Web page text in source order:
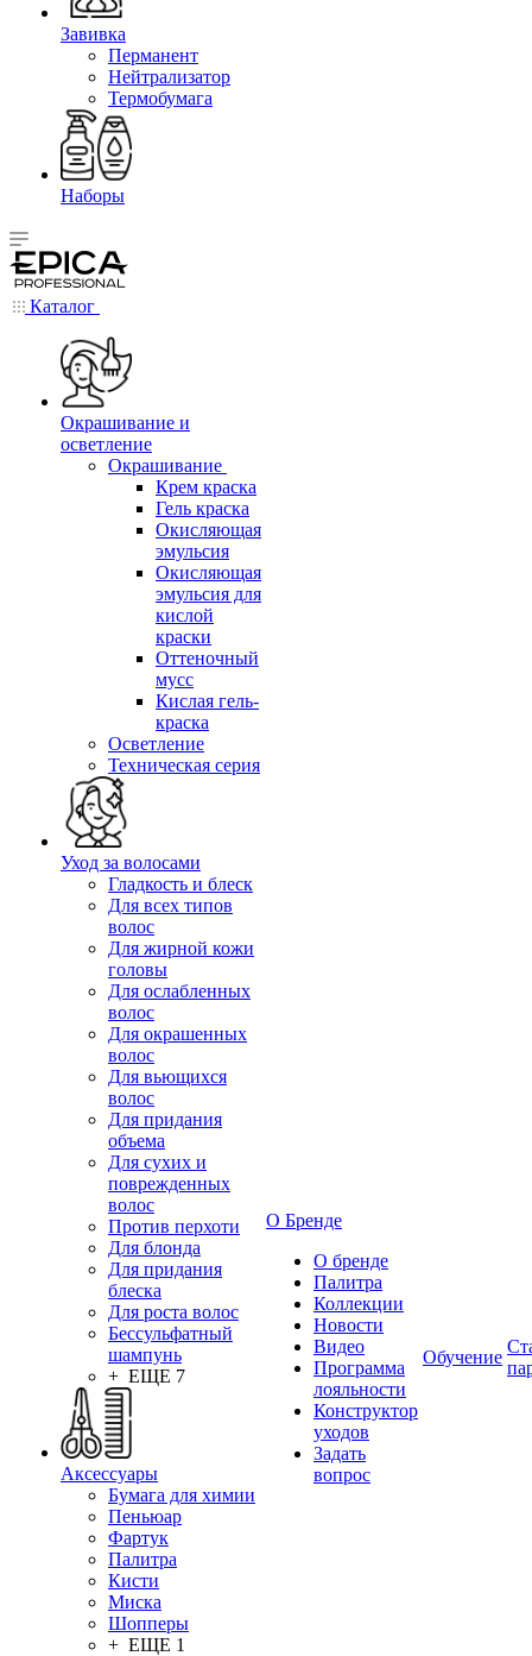
Завивка
Перманент
Нейтрализатор
Термобумага
Наборы
Каталог
Окрашивание и
осветление
Окрашивание
Крем краска
Гель краска
Окисляющая
эмульсия
Окисляющая
эмульсия для
кислой
краски
Оттеночный
мусс
Кислая гель-
краска
Осветление
Техническая серия
Уход за волосами
Гладкость и блеск
Для всех типов
волос
Для жирной кожи
головы
Для ослабленных
волос
Для окрашенных
волос
Для вьющихся
волос
Для придания
объема
Для сухих и
поврежденных
волос
Против перхоти
Для блонда
Для придания
блеска
Для роста волос
Бессульфатный
шампунь
+ ЕЩЕ 7
Аксессуары
Бумага для химии
Пеньюар
Фартук
Палитра
Кисти
Миска
Шопперы
+ ЕЩЕ 1
О Бренде
О бренде
Палитра
Коллекции
Новости
Видео
Программа
лояльности
Конструктор
уходов
Задать
вопрос
Обучение